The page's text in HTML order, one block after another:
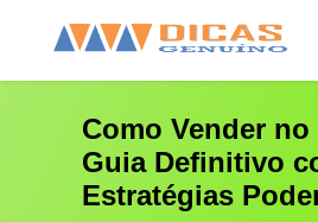
Cursos
Como Vender
Guia Definitivo
Estratégias